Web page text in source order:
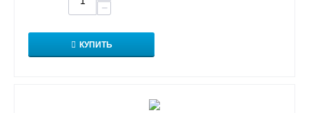
−
КУПИТЬ